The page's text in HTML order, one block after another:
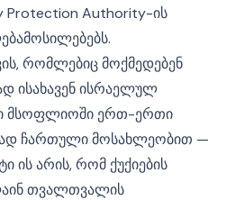
Protection Authority-ის
რომლებიც მოქმედებენ
ისახავენ ისრაელულ
მსოფლიოში ერთ-ერთი
ჩართული მოსახლეობით —
ის არის, რომ ქუქიების
თვალთვალის